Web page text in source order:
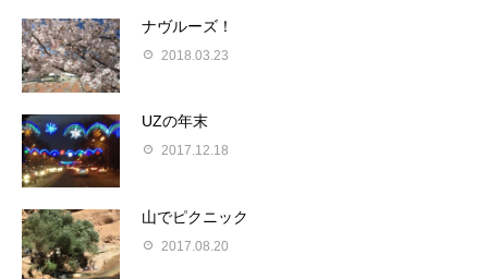
ナヴルーズ！
2018.03.23
UZの年末
2017.12.18
山でピクニック
2017.08.20